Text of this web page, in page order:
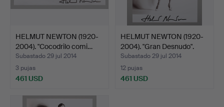
HELMUT NEWTON (1920-
2004). "Cocodrilo comi…
Subastado 29 jul 2014
3 pujas
461 USD
HELMUT NEWTON (1920-
2004). "Gran Desnudo".
Subastado 29 jul 2014
12 pujas
461 USD